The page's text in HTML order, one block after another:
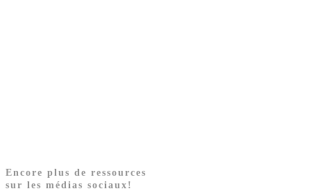
Encore plus de ressources
sur les médias sociaux!